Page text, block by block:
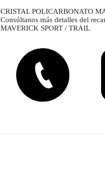
CRISTAL POLICARBONATO
Consúltanos más detalles del
MAVERICK SPORT / TRAIL